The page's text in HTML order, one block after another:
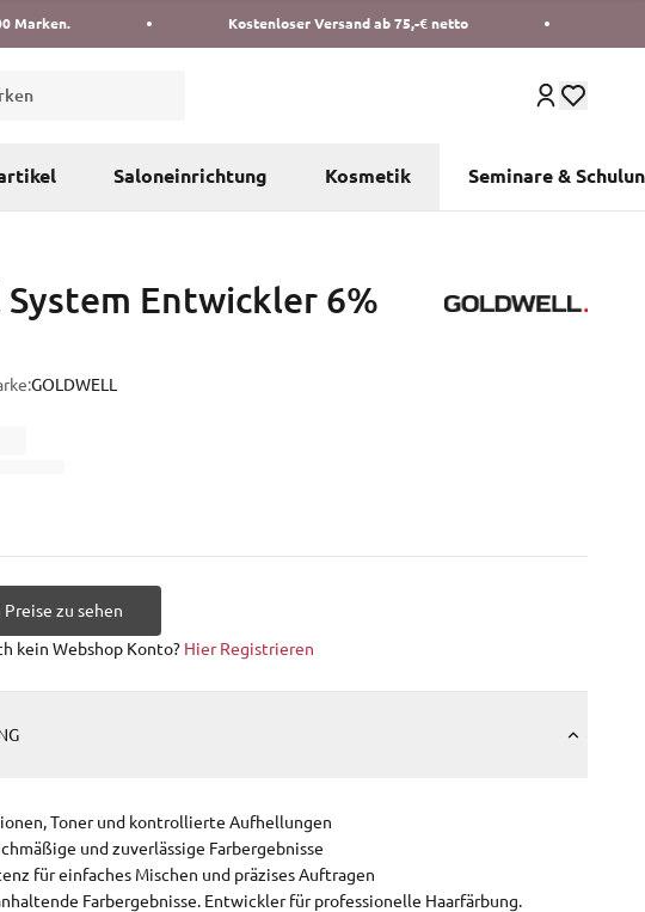
Marken. Kostenloser Versand ab 75,-€ netto
Saloneinrichtung Kosmetik Seminare &
Entwickler 6%
GOLDWELL
zu sehen
kein Webshop Konto? Hier Registrieren
Toner und kontrollierte Aufhellungen
und zuverlässige Farbergebnisse
für einfaches Mischen und präzises Auftragen
Farbergebnisse. Entwickler für professionelle Haarfärbung.